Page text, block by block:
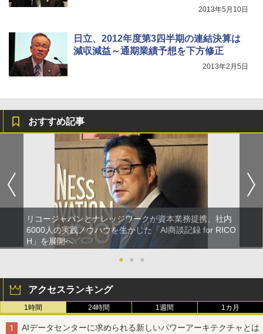
2013年5月10日
日立、2012年度第3四半期の連結決算は
減収減益～通期業績予想を下方修正
2013年2月5日
おすすめ記事
リコージャパンとナレッジワークが資本業務提携、社内
6000人の実践ノウハウを生かした「AI商談記録 for RICO
H」を展開へ
●
● ●
アクセスランキング
1時間 24時間 1週間 1カ月
AIデータセンターに求められる新しいパワーアーキテクチャとは